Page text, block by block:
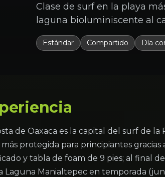
Clase de surf en la playa
laguna bioluminiscente al
Estándar Compartido Día
de Oaxaca es la capital del surf de la
protegida para principiantes
y tabla de foam de 9 pies; al final
Laguna Manialtepec en temporada